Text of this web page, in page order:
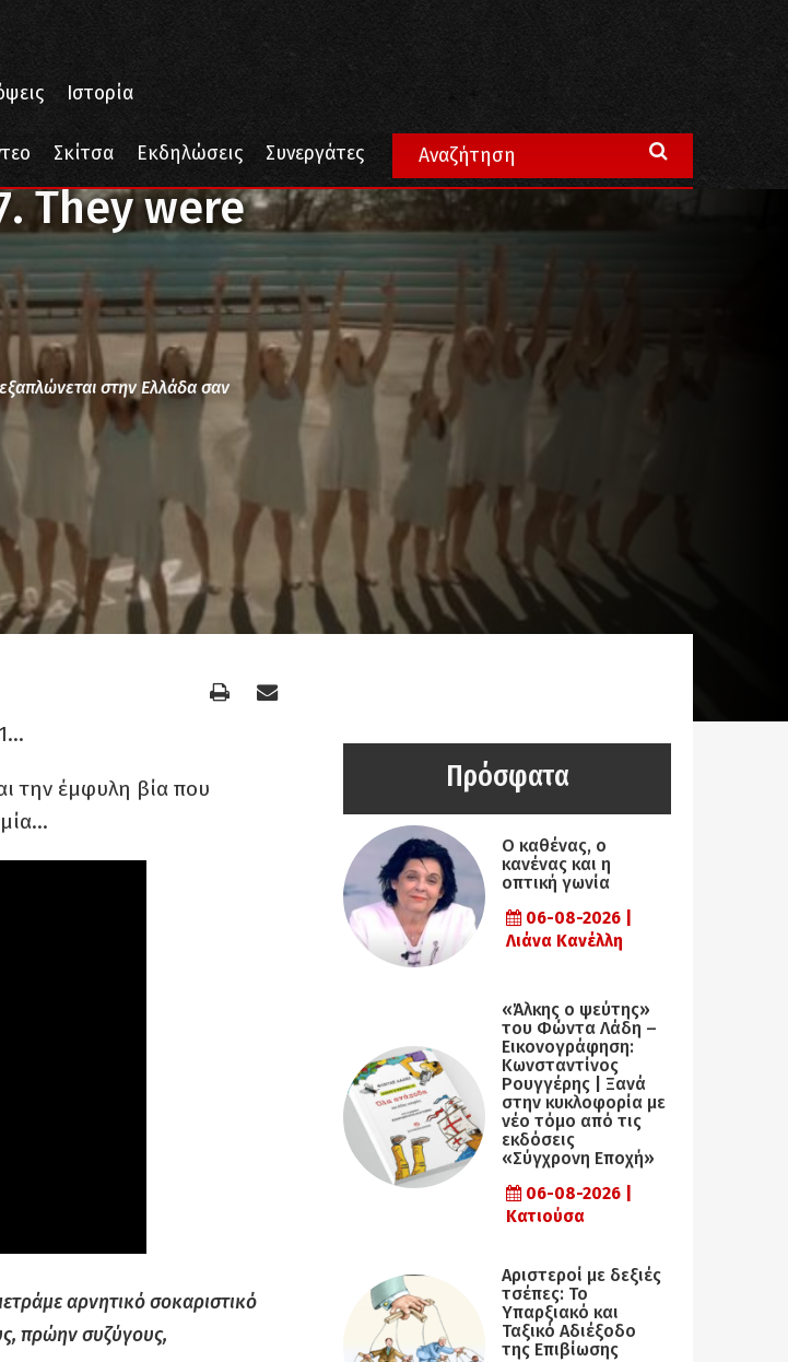
Ιστορία
Σκίτσα Εκδηλώσεις Συνεργάτες
(ΒΙΝΤΕΟ)
They were
στην Ελλάδα σαν
την έμφυλη βία που
αρνητικό σοκαριστικό
πρώην συζύγους,
Πρόσφατα
Ο καθένας, ο
κανένας και η
οπτική γωνία
06-08-2026 |
Λιάνα Κανέλλη
«Άλκης ο ψεύτης»
του Φώντα Λάδη –
Εικονογράφηση:
Κωνσταντίνος
Ρουγγέρης | Ξανά
στην κυκλοφορία με
νέο τόμο από τις
εκδόσεις
«Σύγχρονη Εποχή»
06-08-2026 |
Κατιούσα
Αριστεροί με δεξιές
τσέπες: Το
Υπαρξιακό και
Ταξικό Αδιέξοδο
της Επιβίωσης